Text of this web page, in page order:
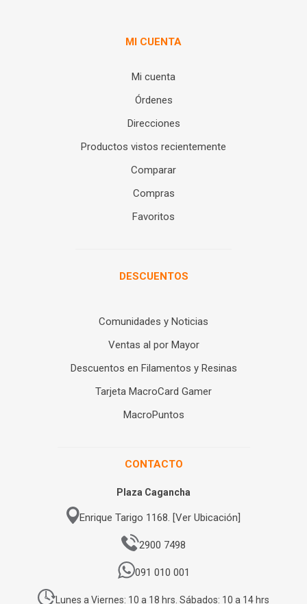
MI CUENTA
Mi cuenta
Órdenes
Direcciones
Productos vistos recientemente
Comparar
Compras
Favoritos
DESCUENTOS
Comunidades y Noticias
Ventas al por Mayor
Descuentos en Filamentos y Resinas
Tarjeta MacroCard Gamer
MacroPuntos
CONTACTO
Plaza Cagancha
Enrique Tarigo 1168. [Ver Ubicación]
2900 7498
091 010 001
Lunes a Viernes: 10 a 18 hrs. Sábados: 10 a 14 hrs